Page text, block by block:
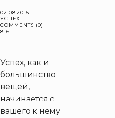
02.08.2015
УСПЕХ
COMMENTS (0)
816
Успех, как и
большинство
вещей,
начинается с
вашего к нему